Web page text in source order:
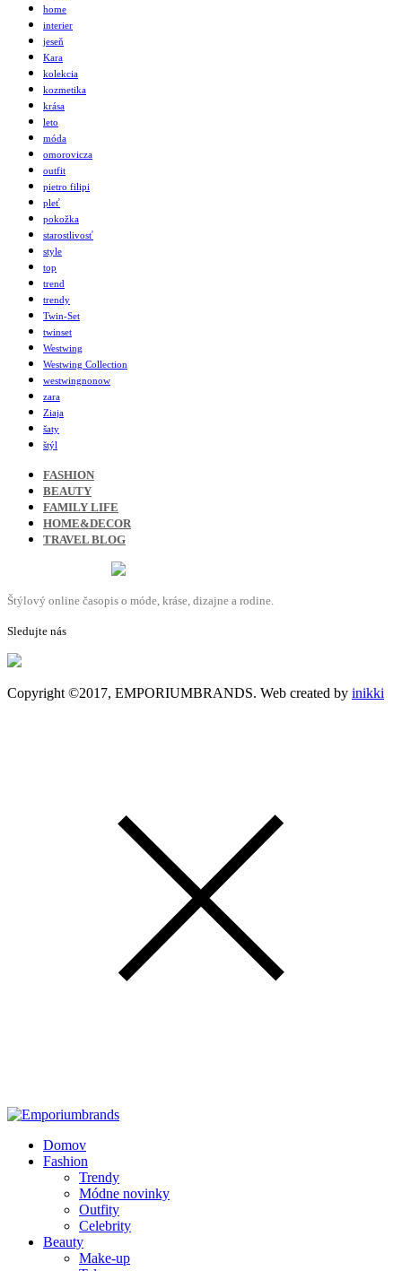
home
interier
jeseň
Kara
kolekcia
kozmetika
krása
leto
móda
omorovicza
outfit
pietro filipi
pleť
pokožka
starostlivosť
style
top
trend
trendy
Twin-Set
twinset
Westwing
Westwing Collection
westwingnonow
zara
Ziaja
šaty
štýl
FASHION
BEAUTY
FAMILY LIFE
HOME&DECOR
TRAVEL BLOG
Štýlový online časopis o móde, kráse, dizajne a rodine.
Sledujte nás
Copyright ©2017, EMPORIUMBRANDS. Web created by inikki
Domov
Fashion
Trendy
Módne novinky
Outfity
Celebrity
Beauty
Make-up